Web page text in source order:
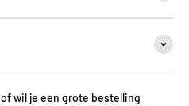
wil je een grote bestelling